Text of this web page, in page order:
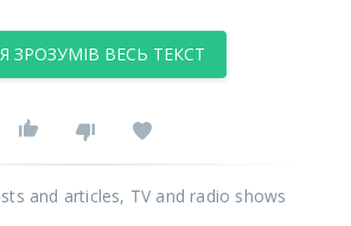
Я ЗРОЗУМІВ ВЕСЬ ТЕКСТ
and articles, TV and radio shows